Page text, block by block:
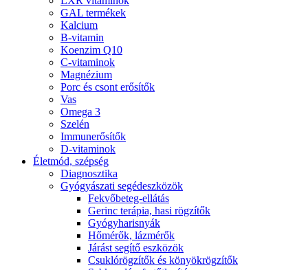
GAL termékek
Kalcium
B-vitamin
Koenzim Q10
C-vitaminok
Magnézium
Porc és csont erősítők
Vas
Omega 3
Szelén
Immunerősítők
D-vitaminok
Életmód, szépség
Diagnosztika
Gyógyászati segédeszközök
Fekvőbeteg-ellátás
Gerinc terápia, hasi rögzítők
Gyógyharisnyák
Hőmérők, lázmérők
Járást segítő eszközök
Csuklórögzítők és könyökrögzítők